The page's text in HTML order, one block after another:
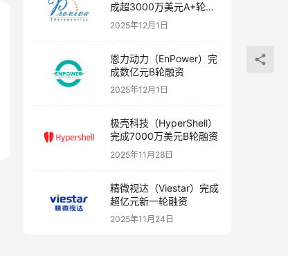
成超3000万美元A+轮融
资
2025年12月1日
恩力动力（EnPower）完
成数亿元B轮融资
2025年12月1日
极壳科技（HyperShell）
完成7000万美元B轮融资
2025年11月28日
精微视达（Viestar）完成
超亿元新一轮融资
2025年11月24日